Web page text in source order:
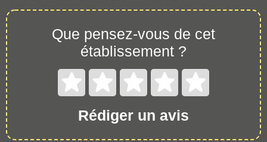
Que pensez-vous de cet
établissement ?
Rédiger un avis